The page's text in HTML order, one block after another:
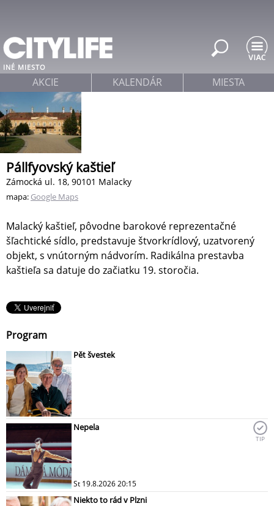
INÉ MIESTO
Pállfyovský kaštieľ
Zámocká ul. 18, 90101 Malacky
mapa: Google Maps
Malacký kaštieľ, pôvodne barokové reprezentačné
šľachtické sídlo, predstavuje štvorkrídlový, uzatvorený
objekt, s vnútorným nádvorím. Radikálna prestavba
kaštieľa sa datuje do začiatku 19. storočia.
Program
Pět švestek
Nepela
St 19.8.2026 20:15
TIP
Niekto to rád v Plzni
AKCIE KALENDÁR MIESTA